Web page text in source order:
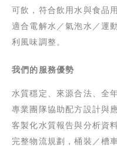
可飲，符合飲用水與食品
適合電解水／氣泡水／運
利風味調整。
我們的服務優勢
水質穩定、來源合法、全
專業團隊協助配方設計與
客製化水質報告與分析資
完整物流規劃，桶裝／槽